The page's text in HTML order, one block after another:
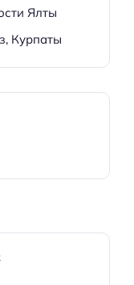
Ялты
Курпаты